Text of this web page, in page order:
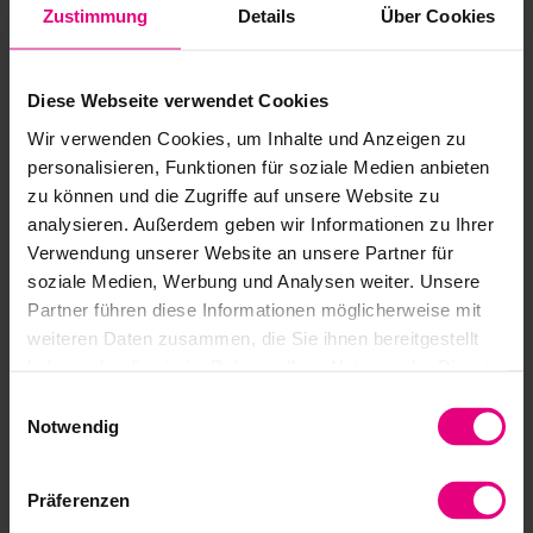
Zustimmung Details Über Cookies
Diese Webseite verwendet Cookies
Wir verwenden Cookies, um Inhalte und Anzeigen zu
personalisieren, Funktionen für soziale Medien anbieten
zu können und die Zugriffe auf unsere Website zu
analysieren. Außerdem geben wir Informationen zu Ihrer
Verwendung unserer Website an unsere Partner für
soziale Medien, Werbung und Analysen weiter. Unsere
Partner führen diese Informationen möglicherweise mit
weiteren Daten zusammen, die Sie ihnen bereitgestellt
Notwendig
Präferenzen
Alta precisión de transmisión
Catalogar Reductores
CAD-Download
Instrucciones de montaje reductores con
rodamiento exterior
Safety and Installation Instructions
Sectores
fiabilidad y máximo rendimiento. Se utilizan en una amplia
variedad de aplicaciones, en cualquier lugar donde se